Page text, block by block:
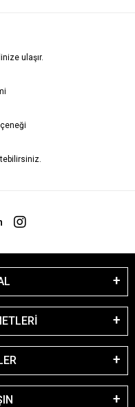
ulaşır.